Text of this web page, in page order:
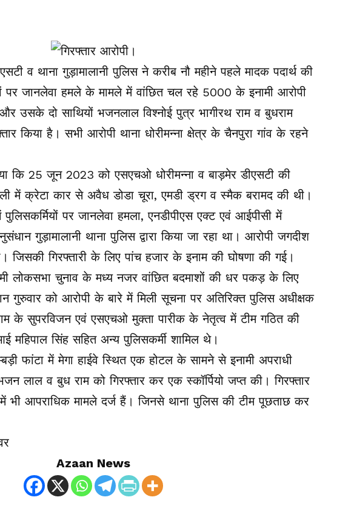
व थाना गुड़ामालानी पुलिस ने करीब नौ महीने पहले मादक पदार्थ की
पर जानलेवा हमले के मामले में वांछित चल रहे 5000 के इनामी आरोपी
उसके दो साथियों भजनलाल विश्नोई पुत्र भागीरथ राम व बुधराम
किया है। सभी आरोपी थाना धोरीमन्ना क्षेत्र के चैनपुरा गांव के रहने
कि 25 जून 2023 को एसएचओ धोरीमन्ना व बाड़मेर डीएसटी की
में क्रेटा कार से अवैध डोडा चूरा, एमडी ड्रग व स्मैक बरामद की थी।
पुलिसकर्मियों पर जानलेवा हमला, एनडीपीएस एक्ट एवं आईपीसी में
गुड़ामालानी थाना पुलिस द्वारा किया जा रहा था। आरोपी जगदीश
गिरफ्तारी के लिए पांच हजार के इनाम की घोषणा की गई।
लोकसभा चुनाव के मध्य नजर वांछित बदमाशों की धर पकड़ के लिए
गुरुवार को आरोपी के बारे में मिली सूचना पर अतिरिक्त पुलिस अधीक्षक
के सुपरविजन एवं एसएचओ मुक्ता पारीक के नेतृत्व में टीम गठित की
महिपाल सिंह सहित अन्य पुलिसकर्मी शामिल थे।
फांटा में मेगा हाईवे स्थित एक होटल के सामने से इनामी अपराधी
लाल व बुध राम को गिरफ्तार कर एक स्कॉर्पियो जप्त की। गिरफ्तार
में भी आपराधिक मामले दर्ज हैं। जिनसे थाना पुलिस की टीम पूछताछ कर
Azaan News